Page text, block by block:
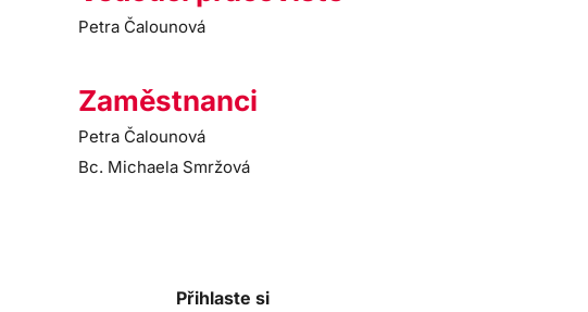
Petra Čalounová
Zaměstnanci
Petra Čalounová
Bc. Michaela Smržová
Přihlaste si